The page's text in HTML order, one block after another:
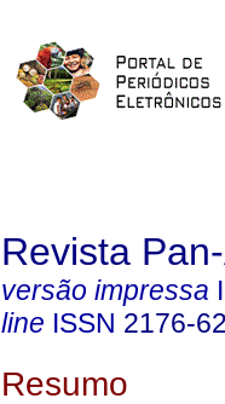
Revista
versão impressa
line ISSN 2176-
Resumo